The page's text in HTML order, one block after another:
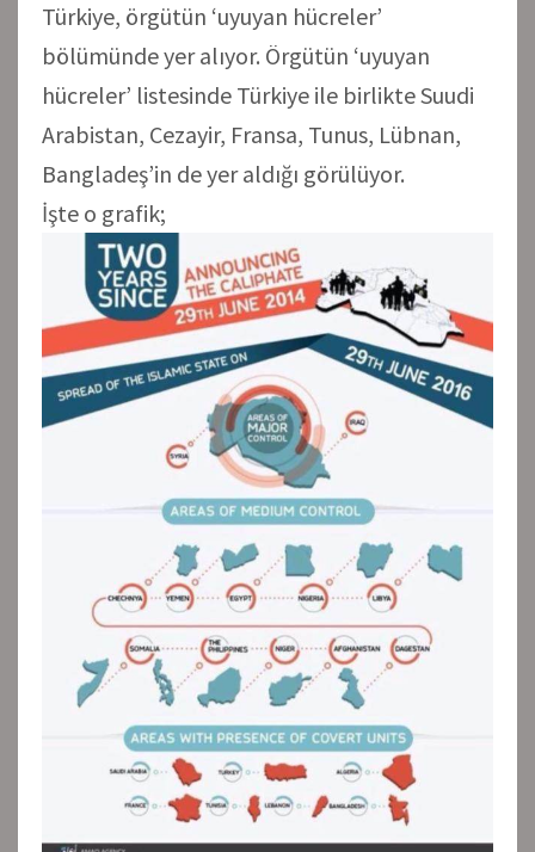
Türkiye, örgütün ‘uyuyan hücreler’
bölümünde yer alıyor. Örgütün ‘uyuyan
hücreler’ listesinde Türkiye ile birlikte Suudi
Arabistan, Cezayir, Fransa, Tunus, Lübnan,
Bangladeş’in de yer aldığı görülüyor.
İşte o grafik;